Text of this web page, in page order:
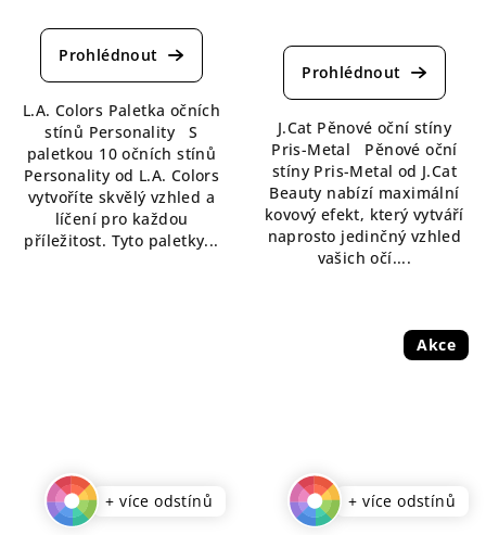
hodnocení
produktu
z
5
hvězdiček.
L.A. Colors Paletka očních
stínů Personality S
paletkou 10 očních stínů
Personality od L.A. Colors
vytvoříte skvělý vzhled a
líčení pro každou
příležitost. Tyto paletky...
hodnocení
produktu
z
5
hvězdiček.
J.Cat Pěnové oční stíny
Pris-Metal Pěnové oční
stíny Pris-Metal od J.Cat
Beauty nabízí maximální
kovový efekt, který vytváří
naprosto jedinčný vzhled
vašich očí....
+ více odstínů
Akce
+ více odstínů